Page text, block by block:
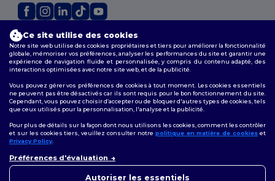
2026. Tous droits réservés
Conditions Générales|Politique de personnalisation | Politique de
Confidentialité|Politique de Cookies|Plan du Site
Ce site utilise des cookies
Notre site web utilise des cookies propriétaires et tiers pour améliorer la fonctionnalité
globale, mémoriser vos préférences, analyser les performances du site et garantir une
expérience de navigation fluide et personnalisée, y compris du contenu adapté, des
interactions optimisées avec notre site web, et de la publicité.
Vous pouvez gérer vos préférences de cookies à tout moment. Les cookies essentiels
ne peuvent pas être désactivés car ils sont requis pour le bon fonctionnement du site.
Cependant, vous pouvez choisir d’accepter ou de bloquer d'autres types de cookies, tels
que ceux utilisés pour la personnalisation, l'analyse et la publicité.
Pour plus de détails sur la façon dont nous utilisons les cookies, comment les contrôler
et sur les cookies tiers, veuillez consulter notre politique en matière de cookies et
Privacy Policy.
Préférences d'évaluation
Autoriser les essentiels